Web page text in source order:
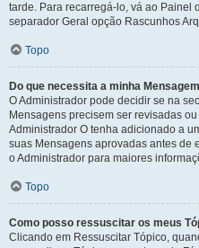
tarde. Para recarregá-lo, vá ao Painel
separador Geral opção Rascunhos
Topo
Do que necessita a minha
O Administrador pode decidir se na
Mensagens precisem ser revisadas
Administrador O tenha adicionado a
suas Mensagens aprovadas antes de
o Administrador para maiores
Topo
Como posso ressuscitar os meus
Clicando em Ressuscitar Tópico,